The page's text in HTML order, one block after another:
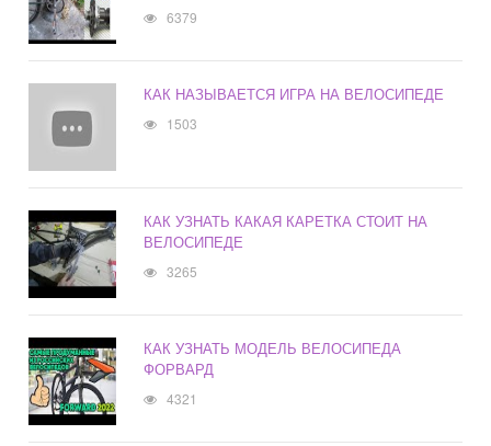
6379
КАК НАЗЫВАЕТСЯ ИГРА НА ВЕЛОСИПЕДЕ
1503
КАК УЗНАТЬ КАКАЯ КАРЕТКА СТОИТ НА
ВЕЛОСИПЕДЕ
3265
КАК УЗНАТЬ МОДЕЛЬ ВЕЛОСИПЕДА
ФОРВАРД
4321